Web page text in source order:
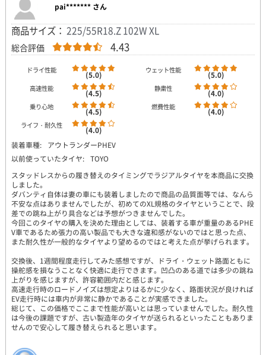
pai******* さん
商品サイズ： 225/55R18.Z 102W XL
総合評価 4.43
ドライ性能 (5.0) ウェット性能 (5.0)
高速性能 (4.5) 静粛性 (4.0)
乗り心地 (4.5) 燃費性能 (4.0)
ライフ・耐久性
(4.0)
装着車種:
アウトランダーPHEV
以前使っていたタイヤ: TOYO
スタッドレスからの履き替えのタイミングでラジアルタイヤを本商品に交換
しました。
ダバンティ自体は妻の車にも装着しましたので商品の品質面等では、なんら
不安な点はありませんでしたが、初めてのXL規格のタイヤということで、段
差での跳ね上がり具合などは予想がつきませんでした。
今回このタイヤの購入を決めた理由としては、装着する車が重量のあるPHE
V車であるため張力の高い製品でも大きな違和感がないのではと思った点、
また耐久性が一般的なタイヤより望めるのではと考えた点が挙げられます。
交換後、1週間程度走行してみた感想ですが、ドライ・ウェット路面ともに
操舵感を損なうことなく快適に走行できます。凹凸のある道では多少の跳ね
上がりを感じますが、許容範囲内だと感じます。
高速走行時のロードノイズは想定よりはるかに少なく、路面状況が良ければ
EV走行時には車内が非常に静かであることが実感できました。
総じて、この価格でここまで性能が高いとは思っていませんでした。耐久性
は今後の課題ですが、古い製造年のタイヤが送られるといったこともありま
せんので安心して履き替えられると思います。